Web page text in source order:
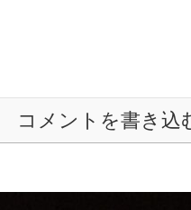
コメントを書き込